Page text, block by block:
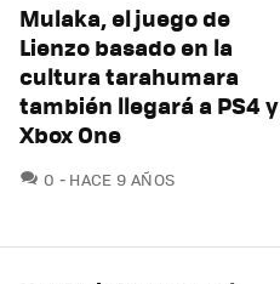
Mulaka, el juego de
Lienzo basado en la
cultura tarahumara
también llegará a PS4 y
Xbox One
0 COMENTARIOS
HACE 9 AÑOS